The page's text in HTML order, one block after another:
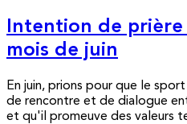
Intention de prière
mois de juin
En juin, prions pour que le
de rencontre et de dialogue
et qu'il promeuve des valeurs